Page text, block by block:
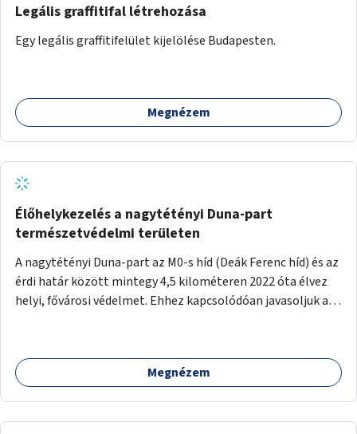
Legális graffitifal létrehozása
Egy legális graffitifelület kijelölése Budapesten.
Megnézem
Élőhelykezelés a nagytétényi Duna-part
természetvédelmi területen
A nagytétényi Duna-part az M0-s híd (Deák Ferenc híd) és az
érdi határ között mintegy 4,5 kilométeren 2022 óta élvez
helyi, fővárosi védelmet. Ehhez kapcsolódóan javasoljuk a
Megnézem